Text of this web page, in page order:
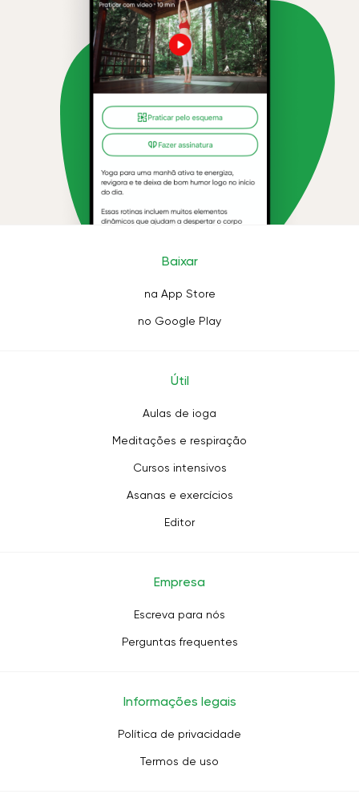
Baixar
na App Store
no Google Play
Útil
Aulas de ioga
Meditações e respiração
Cursos intensivos
Asanas e exercícios
Editor
Empresa
Escreva para nós
Perguntas frequentes
Informações legais
Política de privacidade
Termos de uso